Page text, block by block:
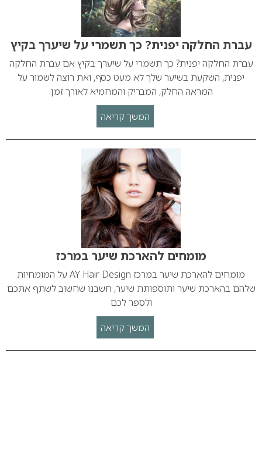
עברת החלקה יפנית? כך תשמרי על שיערך בקיץ
עברת החלקה יפנית? כך תשמרי על שיערך בקיץ אם עברת החלקה
יפנית, השקעת בשיער שלך לא מעט כסף, ואת רוצה לשמור על
המראה החלק, המבריק והמחמיא לאורך זמן.
המשך קריאה
מומחים להארכת שיער במרכז
מומחים להארכת שיער במרכז AY Hair Design על המומחיות
שלהם בהארכת שיער ותוספותת שיער, חשבנו שחשוב לשתף אתכם
ולספר לכם
המשך קריאה